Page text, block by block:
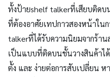
ทั้งป้ายshelf talkerที่เสียบติดบ
ที่ต้องอาศัยเทปกาวสองหน้าใน
talkerที่ได้รับความนิยมจากร้าน
เป็นแบบที่ติดบนชั้นวางสินค้าได้
ตั้ง และ ง่ายต่อการสับเปลี่ยน